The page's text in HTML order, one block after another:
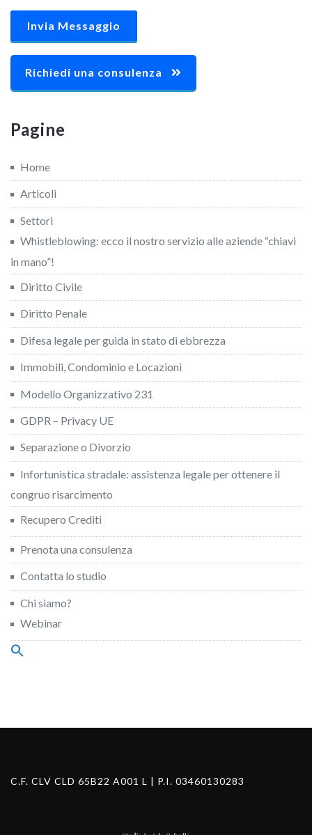
Richiedi una consulenza
Pagine
Home
Articoli
Settori
Whistleblowing: ecco il nostro servizio alle aziende “chiavi
in mano”!
Diritto Civile
Diritto Penale
Difesa legale per guida in stato di ebbrezza
Immobili, Condominio e Locazioni
Modello Organizzativo 231
GDPR – Privacy UE
Separazione o Divorzio
Infortunistica stradale: assistenza legale per ottenere il
congruo risarcimento
Recupero Crediti
Prenota una consulenza
Contatta lo studio
Chi siamo?
Webinar
Search
C.F. CLV CLD 65B22 A001 L | P.I. 03460130283